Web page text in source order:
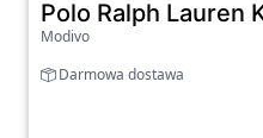
Polo Ralph Lauren
Modivo
Darmowa dostawa